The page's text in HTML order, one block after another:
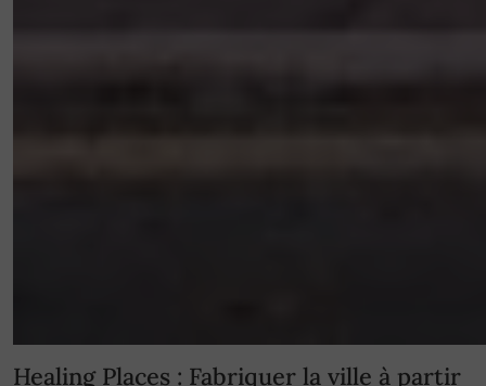
Healing Places : Fabriquer la ville à partir